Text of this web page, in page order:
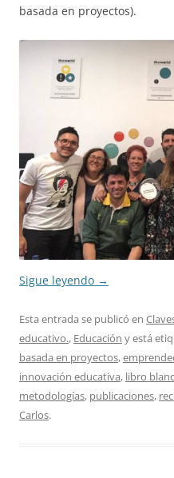
basada en proyectos).
Sigue leyendo →
Esta entrada se publicó en
educativo., Educación y está
basada en proyectos,
innovación educativa, libro
metodologías, publicaciones,
Carlos.